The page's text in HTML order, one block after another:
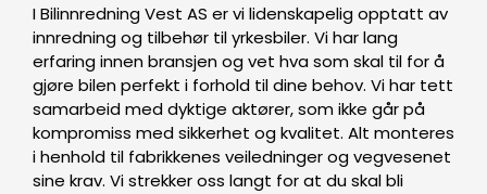
I Bilinnredning Vest AS er vi lidenskapelig opptatt av
innredning og tilbehør til yrkesbiler. Vi har lang
erfaring innen bransjen og vet hva som skal til for å
gjøre bilen perfekt i forhold til dine behov. Vi har tett
samarbeid med dyktige aktører, som ikke går på
kompromiss med sikkerhet og kvalitet. Alt monteres
i henhold til fabrikkenes veiledninger og vegvesenet
sine krav. Vi strekker oss langt for at du skal bli